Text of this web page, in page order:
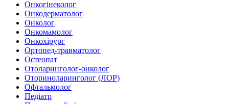
Онкогінеколог
Онкодерматолог
Онколог
Онкомамолог
Онкохірург
Ортопед-травматолог
Остеопат
Отоларинголог-онколог
Оториноларинголог (ЛОР)
Офтальмолог
Педіатр